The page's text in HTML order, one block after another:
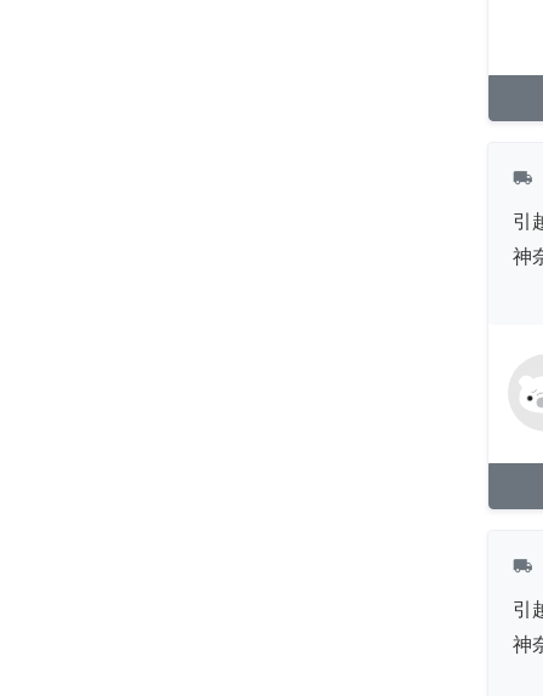
local_shipping
引
神
local_shipping
引
神